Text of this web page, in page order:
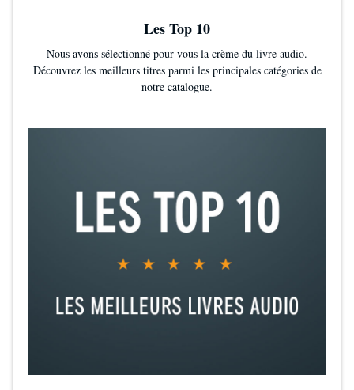
Les Top 10
Nous avons sélectionné pour vous la crème du livre audio.
Découvrez les meilleurs titres parmi les principales catégories de
notre catalogue.